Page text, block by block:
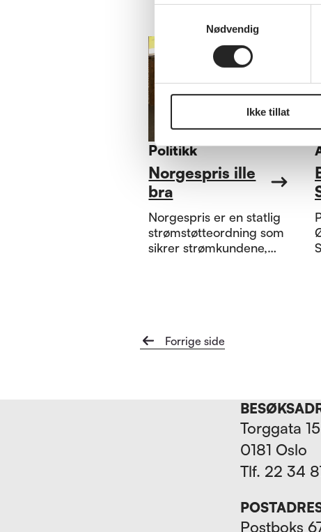
Nødvendig
Ikke tillat
Politikk
Norgespris ille
bra
Norgespris er en statlig
strømstøtteordning som
sikrer strømkundene,
Østfold mener er bra,
Forrige side
Torggata 15
0181 Oslo
Tlf. 22 34
Postboks